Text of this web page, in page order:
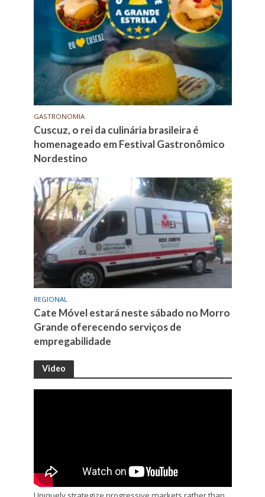
GASTRONOMIA
Cuscuz, o rei da culinária brasileira é
homenageado em Festival Gastronômico
Nordestino
REGIONAL
Cate Móvel estará neste sábado no Morro
Grande oferecendo serviços de
empregabilidade
Video